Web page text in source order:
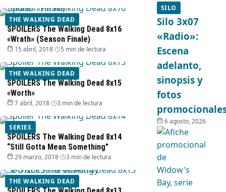
Webisodios
THE WALKING DEAD
SPOILERS The Walking Dead 8x16
«Wrath» (Season Finale)
15 abril, 2018 5 min de lectura
THE WALKING DEAD
SPOILERS The Walking Dead 8x15
«Worth»
7 abril, 2018 3 min de lectura
SERIES
SPOILERS The Walking Dead 8x14
“Still Gotta Mean Something”
29 marzo, 2018 3 min de lectura
THE WALKING DEAD
SILO
Silo 3x07
«Radio»:
Escena
adelanto,
sinopsis y
fotos
6 agosto, 2026